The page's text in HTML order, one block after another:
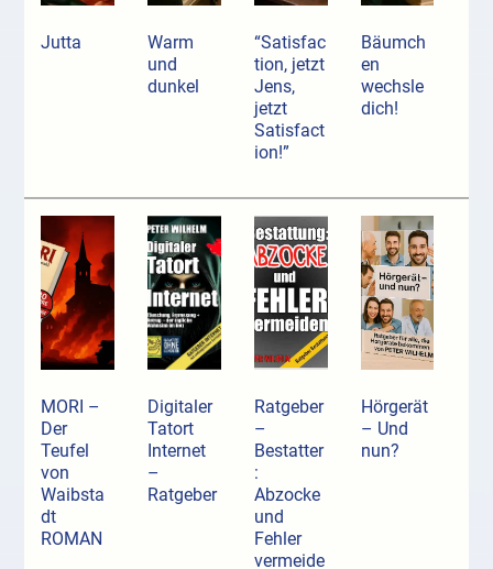
Jutta
Warm
und
dunkel
“Satisfac
tion, jetzt
Jens,
jetzt
Satisfact
ion!”
Bäumch
en
wechsle
dich!
MORI –
Der
Teufel
von
Waibsta
dt
ROMAN
Digitaler
Tatort
Internet
–
Ratgeber
Ratgeber
–
Bestatter
:
Abzocke
und
Fehler
vermeide
Hörgerät
– Und
nun?